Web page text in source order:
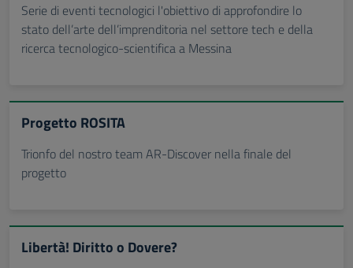
Serie di eventi tecnologici l'obiettivo di approfondire lo
stato dell’arte dell’imprenditoria nel settore tech e della
ricerca tecnologico-scientifica a Messina
Progetto ROSITA
Trionfo del nostro team AR-Discover nella finale del
progetto
Libertà! Diritto o Dovere?